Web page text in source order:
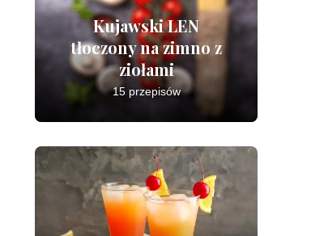
Kujawski LEN
tłoczony na zimno z
ziołami
15 przepisów